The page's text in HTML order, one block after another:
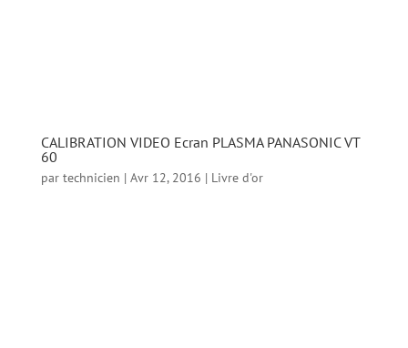
CALIBRATION VIDEO Ecran PLASMA PANASONIC VT
60
par technicien | Avr 12, 2016 | Livre d'or